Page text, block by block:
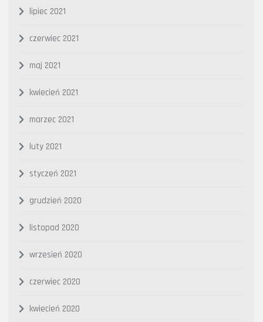
lipiec 2021
czerwiec 2021
maj 2021
kwiecień 2021
marzec 2021
luty 2021
styczeń 2021
grudzień 2020
listopad 2020
wrzesień 2020
czerwiec 2020
kwiecień 2020